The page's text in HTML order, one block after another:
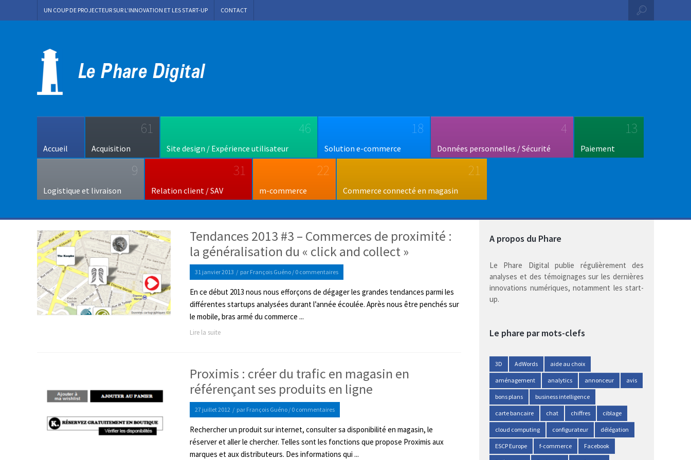
UN COUP DE PROJECTEUR SUR L’INNOVATION ET LES START-UP CONTACT
Accueil
61
Acquisition
46
Site design / Expérience utilisateur
18
Solution e-commerce
4
Données personnelles / Sécurité
13
Paiement
9
Logistique et livraison
31
Relation client / SAV
22
m-commerce
21
Commerce connecté en magasin
Tendances 2013 #3 – Commerces de proximité :
la généralisation du « click and collect »
31 janvier 2013 / par François Guéno / 0 commentaires
En ce début 2013 nous nous efforçons de dégager les grandes tendances parmi les
différentes startups analysées durant l’année écoulée. Après nous être penchés sur
le mobile, bras armé du commerce ...
Lire la suite
Proximis : créer du trafic en magasin en
référençant ses produits en ligne
27 juillet 2012 / par François Guéno / 0 commentaires
Rechercher un produit sur internet, consulter sa disponibilité en magasin, le
réserver et aller le chercher. Telles sont les fonctions que propose Proximis aux
marques et aux distributeurs. Des informations qui ...
A propos du Phare
Le Phare Digital publie régulièrement des
analyses et des témoignages sur les dernières
innovations numériques, notamment les start-
up.
Le phare par mots-clefs
3D AdWords aide au choix
aménagement analytics annonceur avis
bons plans business intelligence
carte bancaire chat chiffres ciblage
cloud computing configurateur délégation
ESCP Europe f-commerce Facebook